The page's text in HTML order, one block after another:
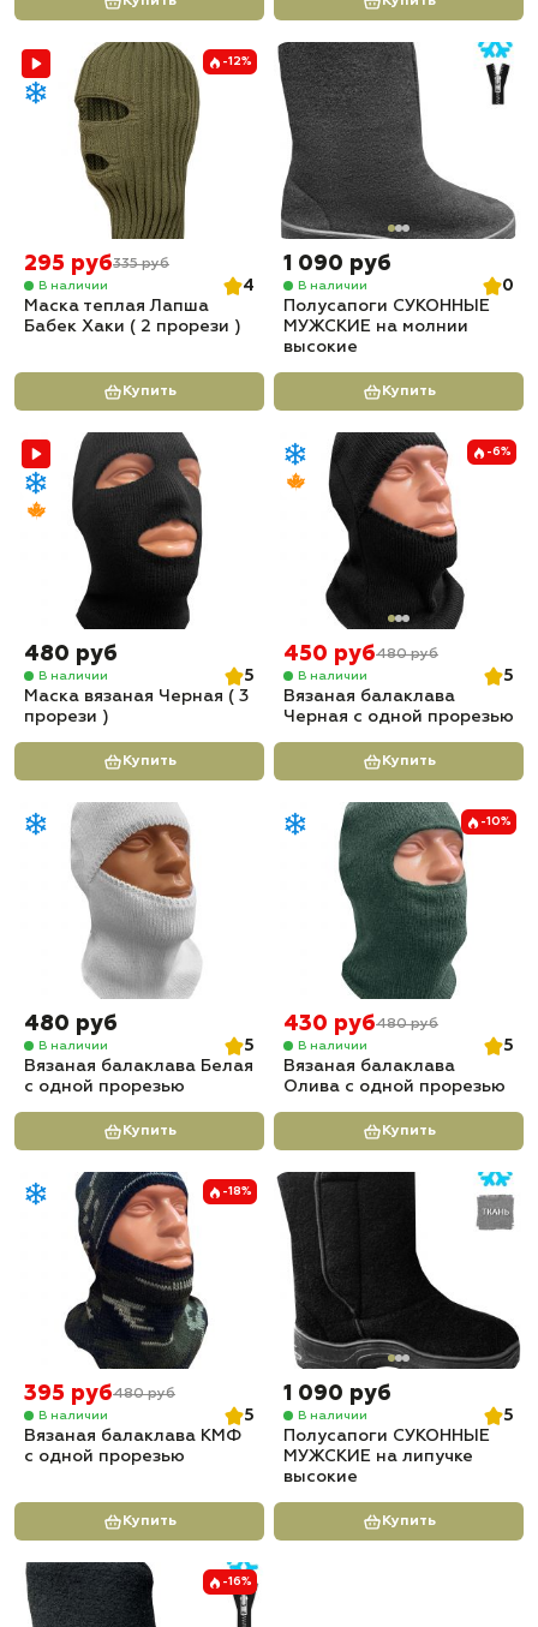
-12%
295 руб335 руб
В наличии
4
Маска теплая Лапша
Бабек Хаки ( 2 прорези )
Купить
1 090 руб
В наличии
0
Полусапоги СУКОННЫЕ
МУЖСКИЕ на молнии
высокие
Купить
480 руб
В наличии
5
Маска вязаная Черная ( 3
прорези )
Купить
-6%
450 руб480 руб
В наличии
5
Вязаная балаклава
Черная с одной прорезью
Купить
480 руб
В наличии
5
Вязаная балаклава Белая
с одной прорезью
Купить
-10%
430 руб480 руб
В наличии
5
Вязаная балаклава
Олива с одной прорезью
Купить
-18%
395 руб480 руб
В наличии
5
Вязаная балаклава КМФ
с одной прорезью
Купить
1 090 руб
В наличии
5
Полусапоги СУКОННЫЕ
МУЖСКИЕ на липучке
высокие
Купить
-16%